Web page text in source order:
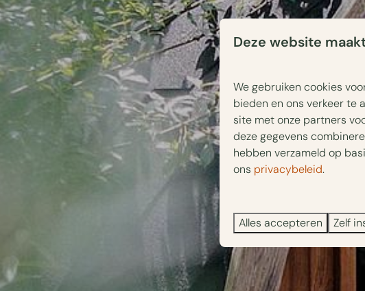
Deze website
We gebruiken cookies
bieden en ons verkeer te
site met onze partners
deze gegevens
hebben verzameld op
ons privacybeleid.
Alles accepteren Zelf